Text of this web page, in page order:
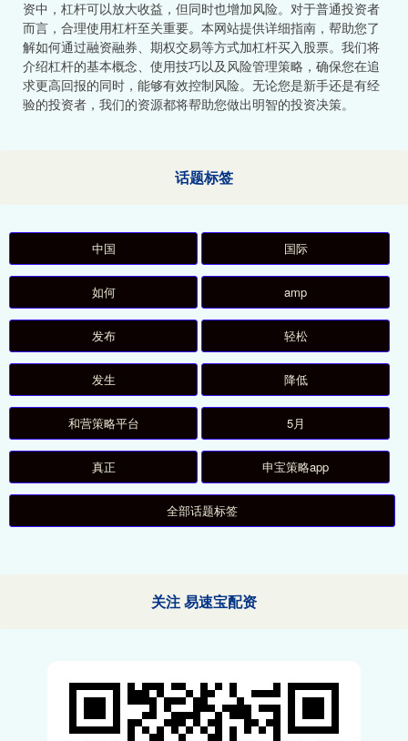
资中，杠杆可以放大收益，但同时也增加风险。对于普通投资者
而言，合理使用杠杆至关重要。本网站提供详细指南，帮助您了
解如何通过融资融券、期权交易等方式加杠杆买入股票。我们将
介绍杠杆的基本概念、使用技巧以及风险管理策略，确保您在追
求更高回报的同时，能够有效控制风险。无论您是新手还是有经
验的投资者，我们的资源都将帮助您做出明智的投资决策。
话题标签
中国 国际
如何 amp
发布 轻松
发生 降低
和营策略平台 5月
真正 申宝策略app
全部话题标签
关注 易速宝配资